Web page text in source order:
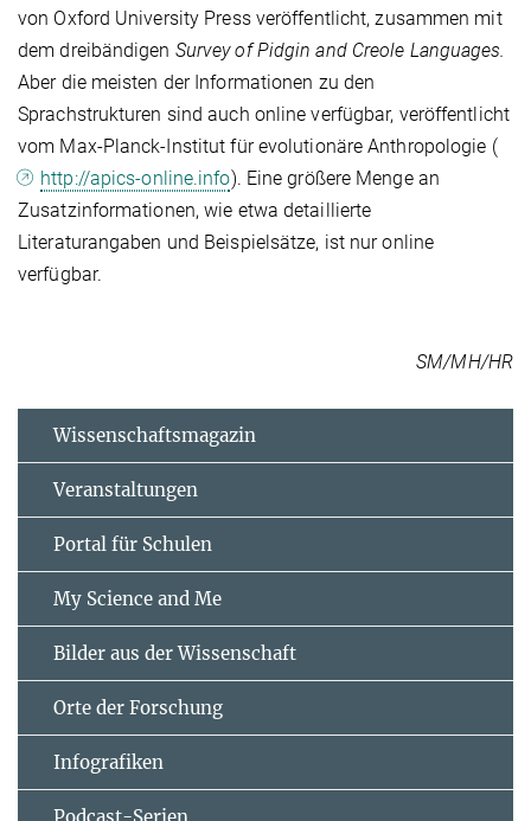
von Oxford University Press veröffentlicht, zusammen mit
dem dreibändigen Survey of Pidgin and Creole Languages.
Aber die meisten der Informationen zu den
Sprachstrukturen sind auch online verfügbar, veröffentlicht
vom Max-Planck-Institut für evolutionäre Anthropologie (
http://apics-online.info). Eine größere Menge an
Zusatzinformationen, wie etwa detaillierte
Literaturangaben und Beispielsätze, ist nur online
verfügbar.
SM/MH/HR
Wissenschaftsmagazin
Veranstaltungen
Portal für Schulen
My Science and Me
Bilder aus der Wissenschaft
Orte der Forschung
Infografiken